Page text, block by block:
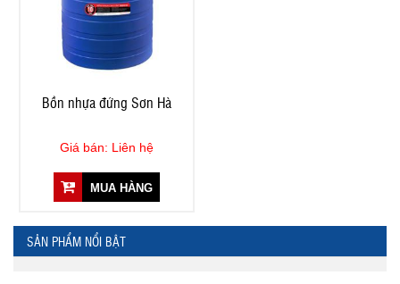
Bồn nhựa đứng Sơn Hà
Giá bán: Liên hệ
MUA HÀNG
SẢN PHẨM NỔI BẬT